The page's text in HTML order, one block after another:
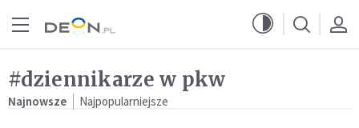
#dziennikarze w pkw
Najnowsze Najpopularniejsze